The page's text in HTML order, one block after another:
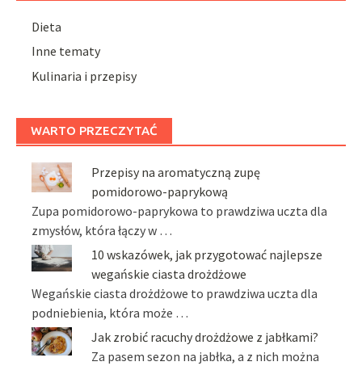
Dieta
Inne tematy
Kulinaria i przepisy
WARTO PRZECZYTAĆ
Przepisy na aromatyczną zupę
pomidorowo-paprykową
Zupa pomidorowo-paprykowa to prawdziwa uczta dla
zmysłów, która łączy w …
10 wskazówek, jak przygotować najlepsze
wegańskie ciasta drożdżowe
Wegańskie ciasta drożdżowe to prawdziwa uczta dla
podniebienia, która może …
Jak zrobić racuchy drożdżowe z jabłkami?
Za pasem sezon na jabłka, a z nich można